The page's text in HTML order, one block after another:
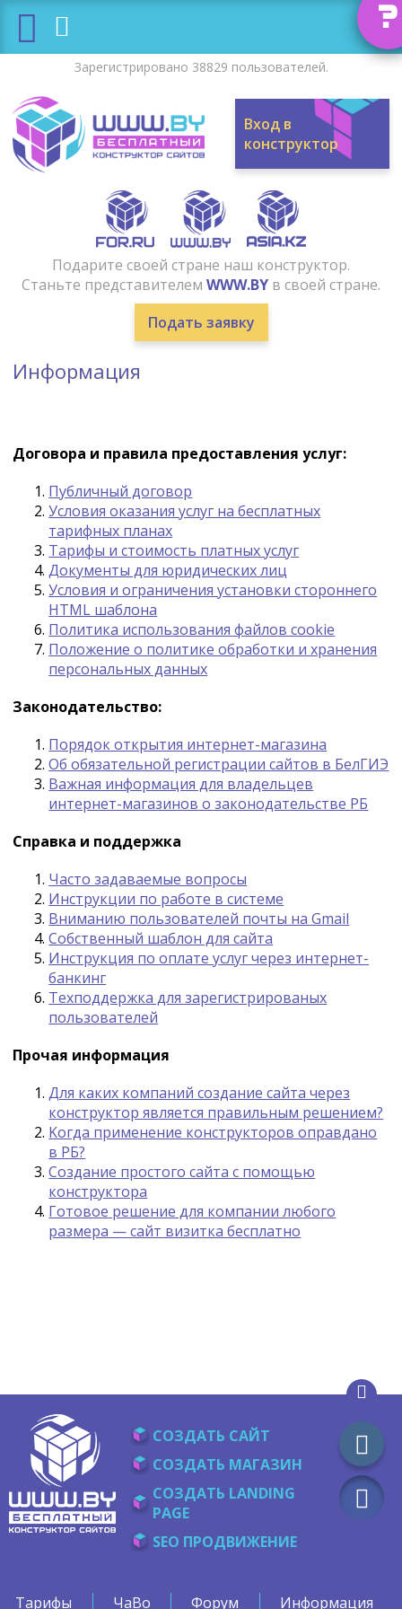
?
Зарегистрировано 38829 пользователей.
Вход в
конструктор
Подарите своей стране наш конструктор.
Станьте представителем WWW.BY в своей стране.
Подать заявку
Информация
Договора и правила предоставления услуг:
Публичный договор
Условия оказания услуг на бесплатных
тарифных планах
Тарифы и стоимость платных услуг
Документы для юридических лиц
Условия и ограничения установки стороннего
HTML шаблона
Политика использования файлов cookie
Положение о политике обработки и хранения
персональных данных
Законодательство:
Порядок открытия интернет-магазина
Об обязательной регистрации сайтов в БелГИЭ
Важная информация для владельцев
интернет-магазинов о законодательстве РБ
Справка и поддержка
Часто задаваемые вопросы
Инструкции по работе в системе
Вниманию пользователей почты на Gmail
Собственный шаблон для сайта
Инструкция по оплате услуг через интернет-
банкинг
Техподдержка для зарегистрированых
пользователей
Прочая информация
Для каких компаний создание сайта через
конструктор является правильным решением?
Kогда применение конструкторов оправдано
в РБ?
Создание простого сайта с помощью
конструктора
Готовое решение для компании любого
размера — сайт визитка бесплатно
СОЗДАТЬ САЙТ
СОЗДАТЬ МАГАЗИН
СОЗДАТЬ LANDING
PAGE
SEO ПРОДВИЖЕНИЕ
Тарифы ЧаВо Форум Информация